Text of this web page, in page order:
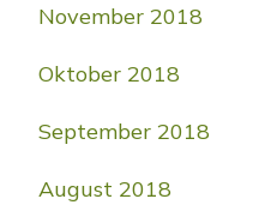
November 2018
Oktober 2018
September 2018
August 2018